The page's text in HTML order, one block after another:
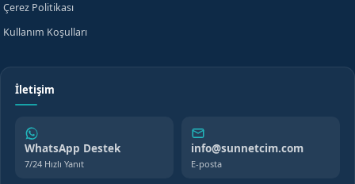
Çerez Politikası
Kullanım Koşulları
İletişim
WhatsApp Destek
7/24 Hızlı Yanıt
info@sunnetcim.com
E-posta